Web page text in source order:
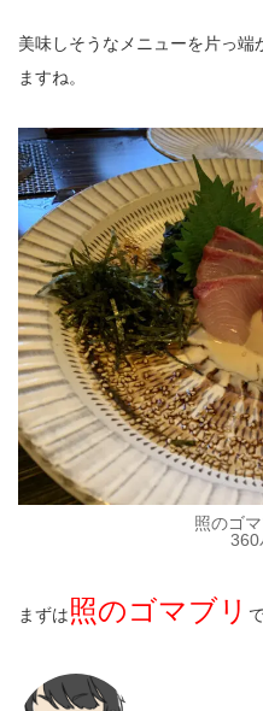
美味しそうなメニューを片っ端
ますね。
照のゴマ
360
まずは照のゴマブリ